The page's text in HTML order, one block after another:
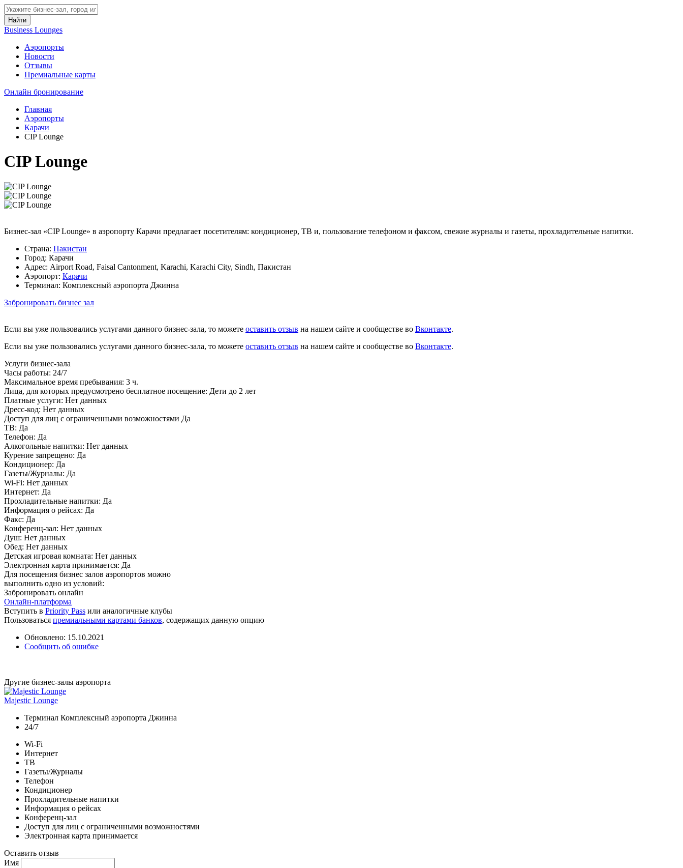
Найти
Business Lounges
Аэропорты
Новости
Отзывы
Премиальные карты
Онлайн бронирование
Главная
Аэропорты
Карачи
CIP Lounge
CIP Lounge
Бизнес-зал «CIP Lounge» в аэропорту Карачи предлагает посетителям: кондиционер, ТВ и, пользование телефоном и факсом, свежие журналы и газеты, прохладительные напитки.
Страна: Пакистан
Город: Карачи
Адрес: Airport Road, Faisal Cantonment, Karachi, Karachi City, Sindh, Пакистан
Аэропорт: Карачи
Терминал: Комплексный аэропорта Джинна
Забронировать бизнес зал
Если вы уже пользовались услугами данного бизнес-зала, то можете оставить отзыв на нашем сайте и сообществе во Вконтакте.
Если вы уже пользовались услугами данного бизнес-зала, то можете оставить отзыв на нашем сайте и сообществе во Вконтакте.
Услуги бизнес-зала
Часы работы: 24/7
Максимальное время пребывания: 3 ч.
Лица, для которых предусмотрено бесплатное посещение: Дети до 2 лет
Платные услуги: Нет данных
Дресс-код: Нет данных
Доступ для лиц с ограниченными возможностями Да
ТВ: Да
Телефон: Да
Алкогольные напитки: Нет данных
Курение запрещено: Да
Кондиционер: Да
Газеты/Журналы: Да
Wi-Fi: Нет данных
Интернет: Да
Прохладительные напитки: Да
Информация о рейсах: Да
Факс: Да
Конференц-зал: Нет данных
Душ: Нет данных
Обед: Нет данных
Детская игровая комната: Нет данных
Электронная карта принимается: Да
Для посещения бизнес залов аэропортов можно
выполнить одно из условий:
Забронировать онлайн
Онлайн-платформа
Вступить в Priority Pass или аналогичные клубы
Пользоваться премиальными картами банков, содержащих данную опцию
Обновлено: 15.10.2021
Сообщить об ошибке
Другие бизнес-залы аэропорта
Majestic Lounge
Терминал Комплексный аэропорта Джинна
24/7
Wi-Fi
Интернет
ТВ
Газеты/Журналы
Телефон
Кондиционер
Прохладительные напитки
Информация о рейсах
Конференц-зал
Доступ для лиц с ограниченными возможностями
Электронная карта принимается
Оставить отзыв
Имя